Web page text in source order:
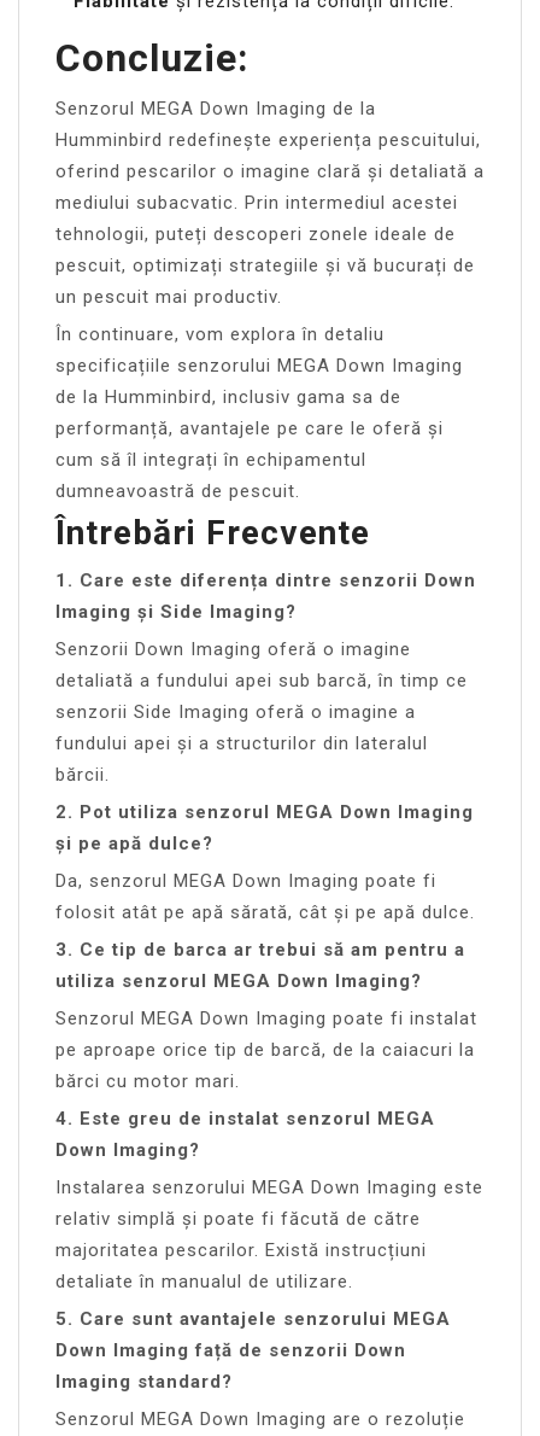
Concluzie:
Senzorul MEGA Down Imaging de la
Humminbird redefinește experiența pescuitului,
oferind pescarilor o imagine clară și detaliată a
mediului subacvatic. Prin intermediul acestei
tehnologii, puteți descoperi zonele ideale de
pescuit, optimizați strategiile și vă bucurați de
un pescuit mai productiv.
În continuare, vom explora în detaliu
specificațiile senzorului MEGA Down Imaging
de la Humminbird, inclusiv gama sa de
performanță, avantajele pe care le oferă și
cum să îl integrați în echipamentul
dumneavoastră de pescuit.
Întrebări Frecvente
1. Care este diferența dintre senzorii Down
Imaging și Side Imaging?
Senzorii Down Imaging oferă o imagine
detaliată a fundului apei sub barcă, în timp ce
senzorii Side Imaging oferă o imagine a
fundului apei și a structurilor din lateralul
bărcii.
2. Pot utiliza senzorul MEGA Down Imaging
și pe apă dulce?
Da, senzorul MEGA Down Imaging poate fi
folosit atât pe apă sărată, cât și pe apă dulce.
3. Ce tip de barca ar trebui să am pentru a
utiliza senzorul MEGA Down Imaging?
Senzorul MEGA Down Imaging poate fi instalat
pe aproape orice tip de barcă, de la caiacuri la
bărci cu motor mari.
4. Este greu de instalat senzorul MEGA
Down Imaging?
Instalarea senzorului MEGA Down Imaging este
relativ simplă și poate fi făcută de către
majoritatea pescarilor. Există instrucțiuni
detaliate în manualul de utilizare.
5. Care sunt avantajele senzorului MEGA
Down Imaging față de senzorii Down
Imaging standard?
Senzorul MEGA Down Imaging are o rezoluție